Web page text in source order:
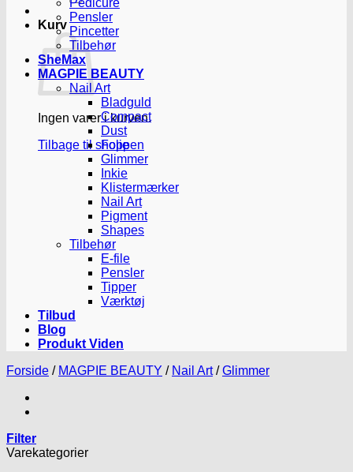
Kurv
Ingen varer i kurven.
Tilbage til shoppen
Pedicure
Pensler
Pincetter
Tilbehør
SheMax
MAGPIE BEAUTY
Nail Art
Bladguld
Compact
Dust
Folie
Glimmer
Inkie
Klistermærker
Nail Art
Pigment
Shapes
Tilbehør
E-file
Pensler
Tipper
Værktøj
Tilbud
Blog
Produkt Viden
Forside / MAGPIE BEAUTY / Nail Art / Glimmer
Filter
Varekategorier